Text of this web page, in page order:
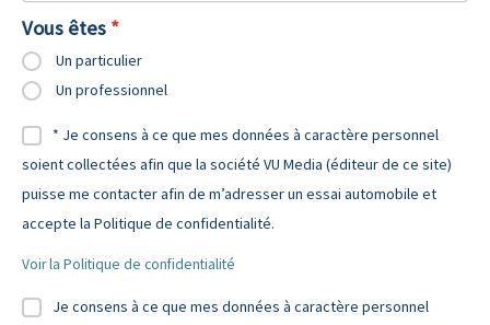
Vous êtes
Un particulier
Un professionnel
* Je consens à ce que mes données à caractère personnel
soient collectées afin que la société VU Media (éditeur de ce site)
puisse me contacter afin de m’adresser un essai automobile et
accepte la Politique de confidentialité.
Voir la Politique de confidentialité
Je consens à ce que mes données à caractère personnel